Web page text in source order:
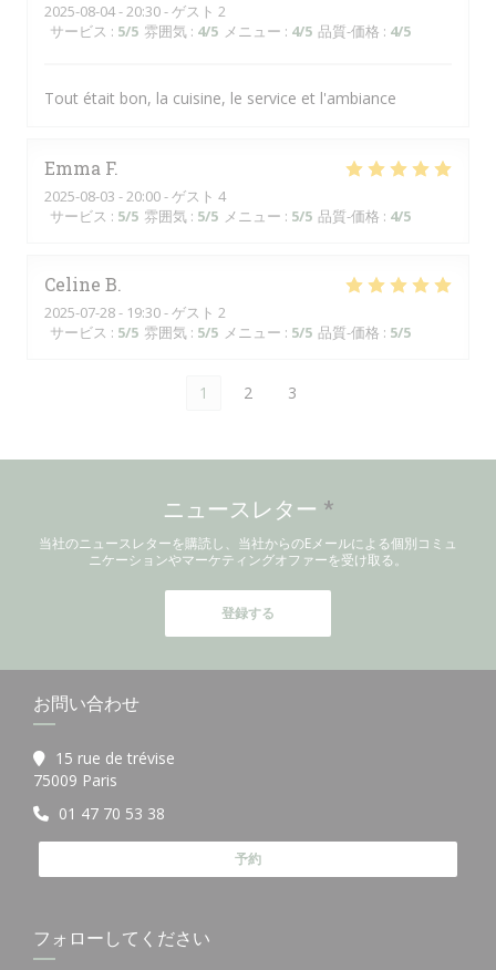
2025-08-04- 20:30 - ゲスト 2
サービス : 5/5 雰囲気 : 4/5 メニュー : 4/5 品質-価格 : 4/5
Tout était bon, la cuisine, le service et l'ambiance
Emma F
2025-08-03 - 20:00 - ゲスト 4
サービス : 5/5 雰囲気 : 5/5 メニュー : 5/5 品質-価格 : 4/5
Celine B
2025-07-28- 19:30 - ゲスト 2
サービス : 5/5 雰囲気 : 5/5 メニュー : 5/5 品質-価格 : 5/5
1 2 3
ニュースレター *
当社のニュースレターを購読し、当社からのEメールによる個別コミュ
ニケーションやマーケティングオファーを受け取る。
登録する
お問い合わせ
15 rue de trévise
75009 Paris
01 47 70 53 38
予約
フォローしてください